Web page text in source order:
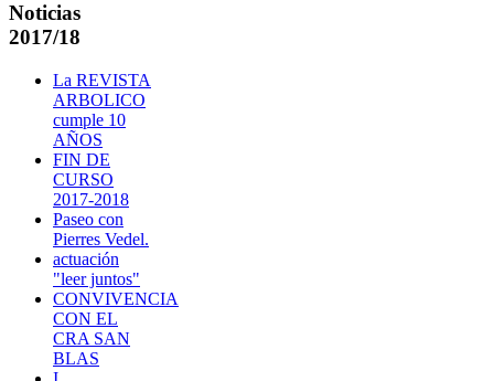
Noticias
2017/18
La REVISTA
ARBOLICO
cumple 10
AÑOS
FIN DE
CURSO
2017-2018
Paseo con
Pierres Vedel.
actuación
"leer juntos"
CONVIVENCIA
CON EL
CRA SAN
BLAS